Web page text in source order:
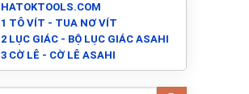
HATOKTOOLS.COM
1 TÔ VÍT - TUA NƠ VÍT
2 LỤC GIÁC - BỘ LỤC GIÁC ASAHI
3 CỜ LÊ - CỜ LÊ ASAHI